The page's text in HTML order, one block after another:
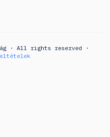
· All rights reserved ·